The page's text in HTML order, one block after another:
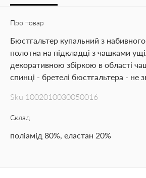
Про товар
Бюстгальтер купальний з
полотна на підкладці з чашками
декоративною збіркою в області
спинці - бретелі бюстгальтера - не
Sku 1002010030050016
Склад
поліамід 80%, еластан 20%